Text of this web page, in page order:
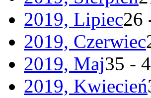
2019, Lipiec26
2019, Czerwiec
2019, Maj35 -
2019, Kwiecień